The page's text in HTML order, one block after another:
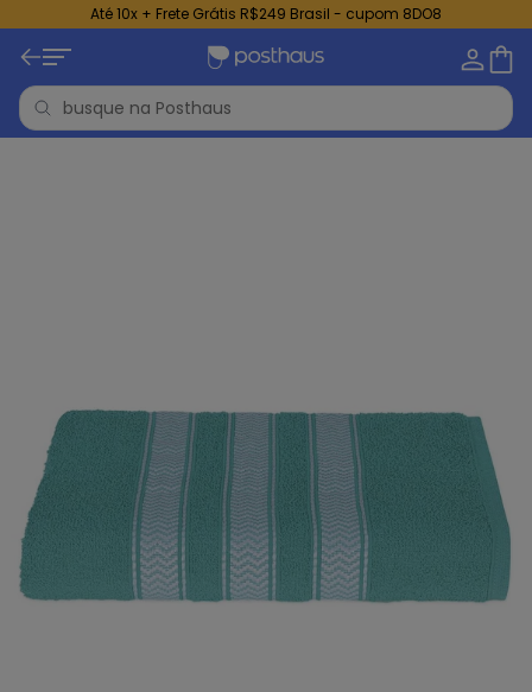
Até 10x + Frete Grátis R$249 Brasil - cupom 8DO8